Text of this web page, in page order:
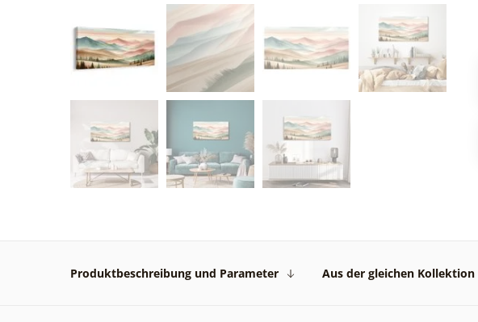
Produktbeschreibung und Parameter Aus der gleichen Kollektion